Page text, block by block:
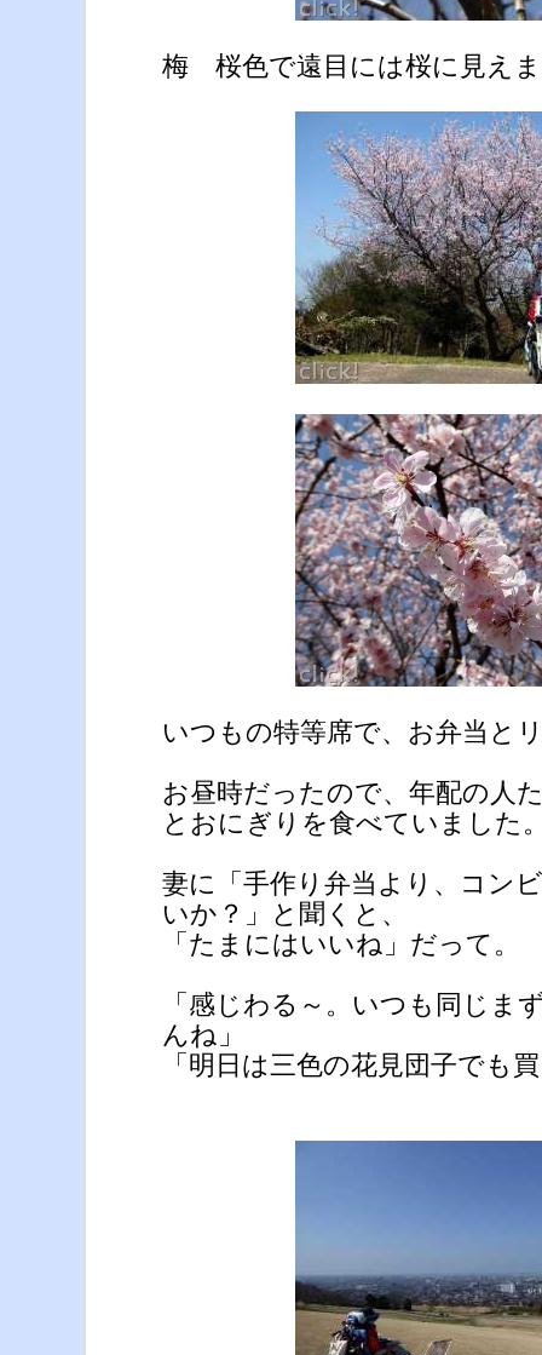
梅 桜色で遠目には桜に見え
いつもの特等席で、お弁当と
お昼時だったので、年配の人
とおにぎりを食べていました
妻に「手作り弁当より、コン
いか？」と聞くと、
「たまにはいいね」だって。
「感じわる～。いつも同じま
んね」
「明日は三色の花見団子でも